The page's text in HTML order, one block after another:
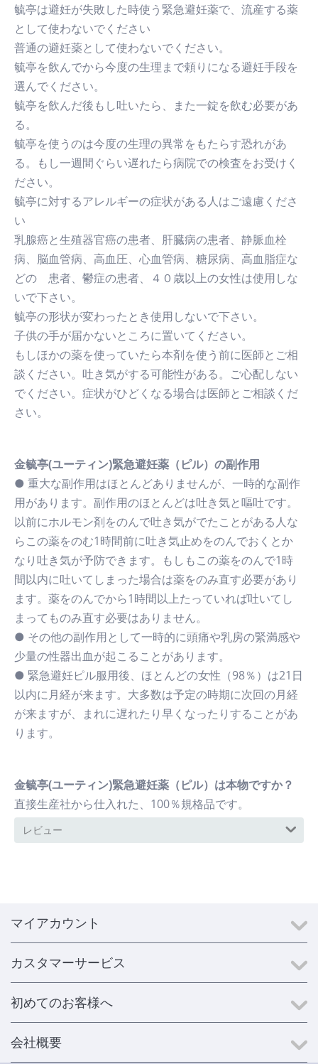
毓亭は避妊が失敗した時使う緊急避妊薬で、流産する薬
として使わないでください
普通の避妊薬として使わないでください。
毓亭を飲んでから今度の生理まで頼りになる避妊手段を
選んでください。
毓亭を飲んだ後もし吐いたら、また一錠を飲む必要があ
る。
毓亭を使うのは今度の生理の異常をもたらす恐れがあ
る。もし一週間ぐらい遅れたら病院での検査をお受けく
ださい。
毓亭に対するアレルギーの症状がある人はご遠慮くださ
い
乳腺癌と生殖器官癌の患者、肝臓病の患者、静脈血栓
病、脳血管病、高血圧、心血管病、糖尿病、高血脂症な
どの 患者、鬱症の患者、４０歳以上の女性は使用しな
いで下さい。
毓亭の形状が変わったとき使用しないで下さい。
子供の手が届かないところに置いてください。
もしほかの薬を使っていたら本剤を使う前に医師とご相
談ください。吐き気がする可能性がある。ご心配しない
でください。症状がひどくなる場合は医師とご相談くだ
さい。
金毓亭(ユーティン)緊急避妊薬（ピル）の副作用
● 重大な副作用はほとんどありませんが、一時的な副作
用があります。副作用のほとんどは吐き気と嘔吐です。
以前にホルモン剤をのんで吐き気がでたことがある人な
らこの薬をのむ1時間前に吐き気止めをのんでおくとか
なり吐き気が予防できます。もしもこの薬をのんで1時
間以内に吐いてしまった場合は薬をのみ直す必要があり
ます。薬をのんでから1時間以上たっていれば吐いてし
まってものみ直す必要はありません。
● その他の副作用として一時的に頭痛や乳房の緊満感や
少量の性器出血が起こることがあります。
● 緊急避妊ピル服用後、ほとんどの女性（98％）は21日
以内に月経が来ます。大多数は予定の時期に次回の月経
が来ますが、まれに遅れたり早くなったりすることがあ
ります。
金毓亭(ユーティン)緊急避妊薬（ピル）は本物ですか？
直接生産社から仕入れた、100％規格品です。
レビュー
マイアカウント
カスタマーサービス
初めてのお客様へ
会社概要